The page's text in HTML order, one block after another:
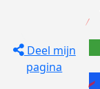
Deel mijn
pagina